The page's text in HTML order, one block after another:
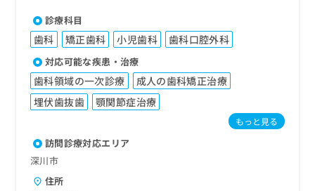
診療科目
歯科 矯正歯科 小児歯科 歯科口腔外科
対応可能な疾患・治療
歯科領域の一次診療
成人の歯科矯正治療
埋伏歯抜歯
顎関節症治療
もっと見る
訪問診療対応エリア
深川市
住所